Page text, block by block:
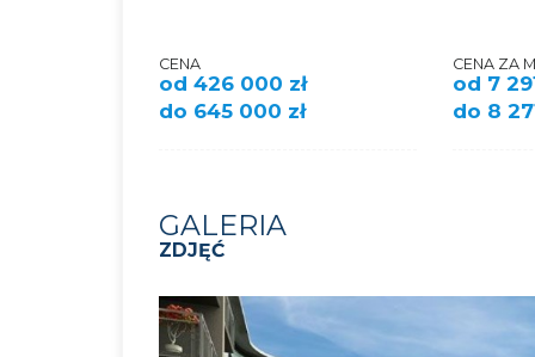
CENA
od 426 000 zł
do 645 000 zł
CENA ZA
od 7
do 8
GALERIA
ZDJĘĆ